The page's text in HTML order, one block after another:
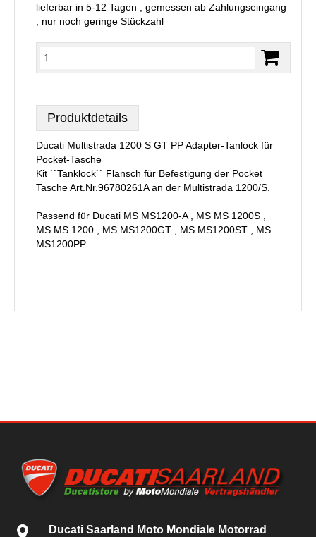
lieferbar in 5-12 Tagen , gemessen ab Zahlungseingang
, nur noch geringe Stückzahl
Produktdetails
Ducati Multistrada 1200 S GT PP Adapter-Tanlock für
Pocket-Tasche
Kit ``Tanklock`` Flansch für Befestigung der Pocket
Tasche Art.Nr.96780261A an der Multistrada 1200/S.
Passend für Ducati MS MS1200-A , MS MS 1200S ,
MS MS 1200 , MS MS1200GT , MS MS1200ST , MS
MS1200PP
Ducati Saarland Moto Mondiale Motorrad